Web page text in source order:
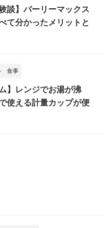
談】バーリーマックス
て分かったメリットと
食事
】レンジでお湯が沸
使える計量カップが便